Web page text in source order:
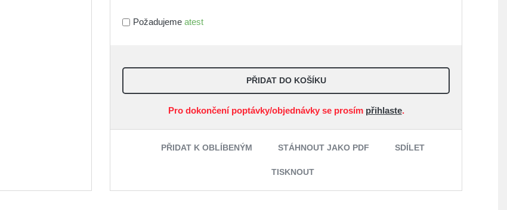
Požadujemeatest
PŘIDAT DO KOŠÍKU
Pro dokončení poptávky/objednávky se prosím přihlaste.
PŘIDAT K OBLÍBENÝM STÁHNOUT JAKO PDF SDÍLET
TISKNOUT